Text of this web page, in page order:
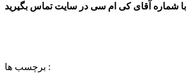
برچسب ها :